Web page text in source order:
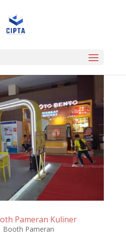
Pameran Kuliner
Booth Pameran